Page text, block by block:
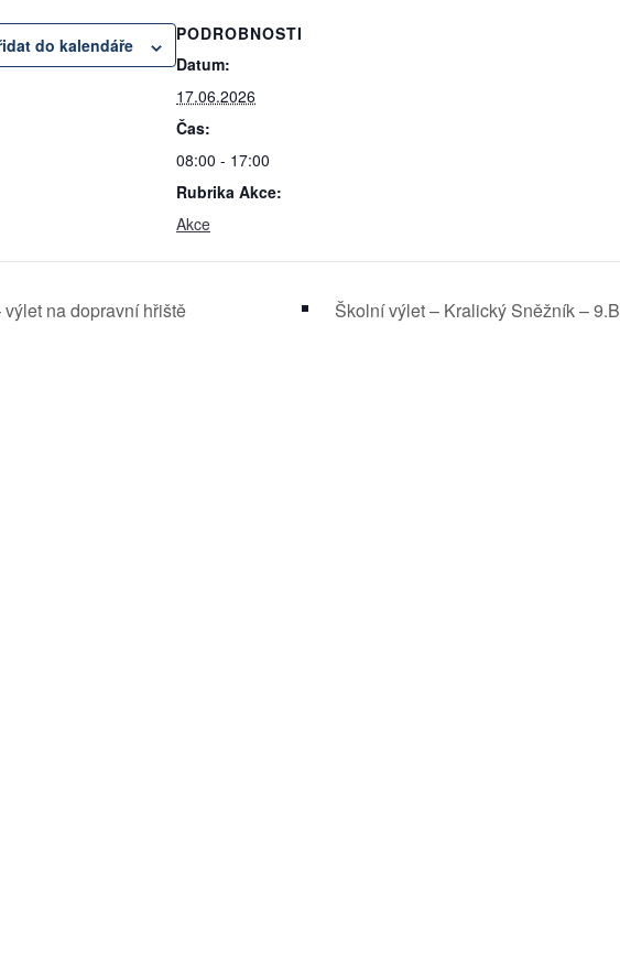
do kalendáře
PODROBNOSTI
Datum:
17.06.2026
Čas:
08:00 - 17:00
Rubrika Akce:
Akce
na dopravní hřiště Školní výlet – Kralický Sněžník – 9.B